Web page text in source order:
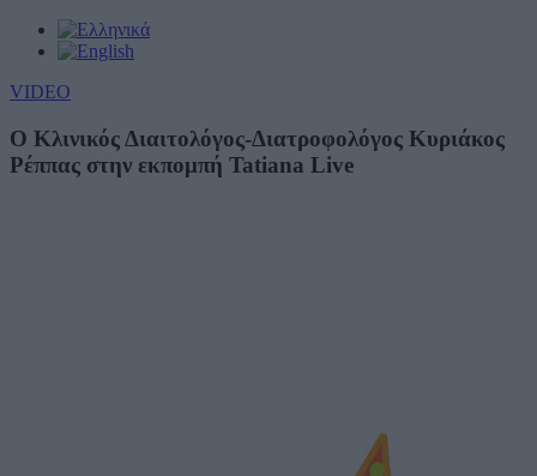
VIDEO
Ο Κλινικός Διαιτολόγος-Διατροφολόγος Κυριάκος
Ρέππας στην εκπομπή Tatiana Live